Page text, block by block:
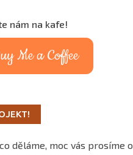
nám na kafe!
Me a Coffee
děláme, moc vás prosíme o